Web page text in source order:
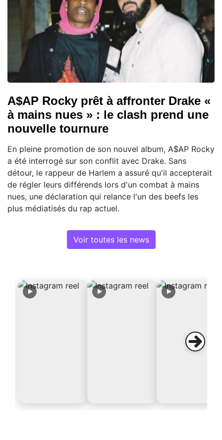
A$AP Rocky prêt à affronter Drake «
à mains nues » : le clash prend une
nouvelle tournure
En pleine promotion de son nouvel album, A$AP Rocky
a été interrogé sur son conflit avec Drake. Sans
détour, le rappeur de Harlem a assuré qu'il accepterait
de régler leurs différends lors d'un combat à mains
nues, une déclaration qui relance l'un des beefs les
plus médiatisés du rap actuel.
Voir toutes les news